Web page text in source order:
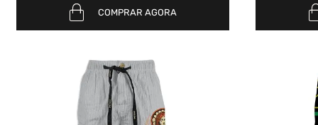
COMPRAR AGORA